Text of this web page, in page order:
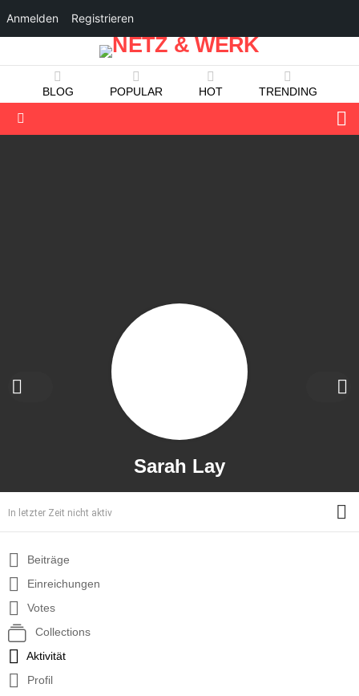
BLOG POPULAR HOT TRENDING
Sarah Lay
In letzter Zeit nicht aktiv
Beiträge
Einreichungen
Votes
Collections
Aktivität
Profil
Anmelden Registrieren